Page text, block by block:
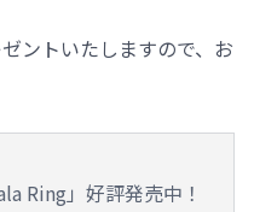
ントいたしますので、お
Ring」好評発売中！